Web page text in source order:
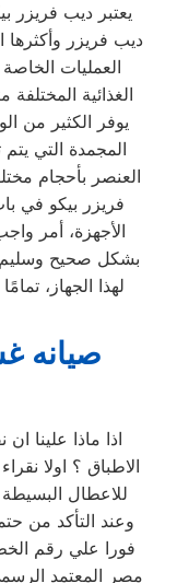
يعتبر ديب فريزر
ديب فريزر وأكثرها
العمليات
الغذائية
يوفر الكثير من
المجمدة التي يتم
العنصر بأحجام
فريزر بيكو في
الأجهزة، أمر
بشكل صحيح
لهذا الجهاز،
صيانه
اذا ماذا علينا
الاطباق ؟ اولا
للاعطال
وعند التأكد من
فورا علي رقم
مصر المعتمد